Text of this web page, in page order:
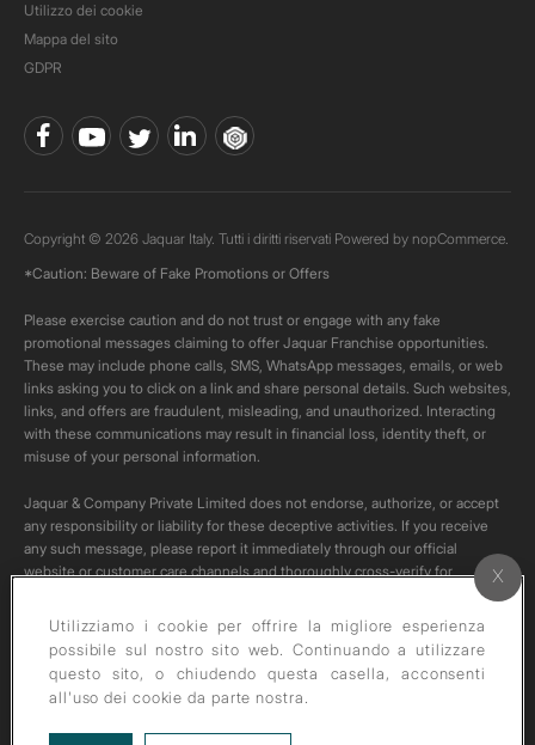
Utilizzo dei cookie
Mappa del sito
GDPR
Copyright © 2026 Jaquar Italy. Tutti i diritti riservati Powered by nopCommerce.
*Caution: Beware of Fake Promotions or Offers
Please exercise caution and do not trust or engage with any fake
promotional messages claiming to offer Jaquar Franchise opportunities.
These may include phone calls, SMS, WhatsApp messages, emails, or web
links asking you to click on a link and share personal details. Such websites,
links, and offers are fraudulent, misleading, and unauthorized. Interacting
with these communications may result in financial loss, identity theft, or
misuse of your personal information.
Jaquar & Company Private Limited does not endorse, authorize, or accept
any responsibility or liability for these deceptive activities. If you receive
any such message, please report it immediately through our official
website or customer care channels and thoroughly cross-verify for
All content on this channel is original. Please do not download or re-upload
these videos to your personal accounts,as it is strictly prohibited under
copyright law.
Utilizziamo i cookie per offrire la migliore esperienza
possibile sul nostro sito web. Continuando a utilizzare
questo sito, o chiudendo questa casella, acconsenti
all'uso dei cookie da parte nostra.